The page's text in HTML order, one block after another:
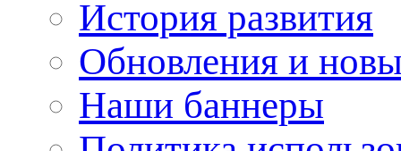
История развития
Обновления и
Наши баннеры